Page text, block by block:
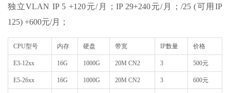
独立VLAN IP 5 +120元/月；IP 29+240元/月；/25 (可用IP
125) +600元/月；
CPU型号 内存 硬盘 带宽 IP数量 价格
E3-12xx 16G 1000G 20M CN2 3 500元
E5-26xx 16G 1000G 20M CN2 3 600元